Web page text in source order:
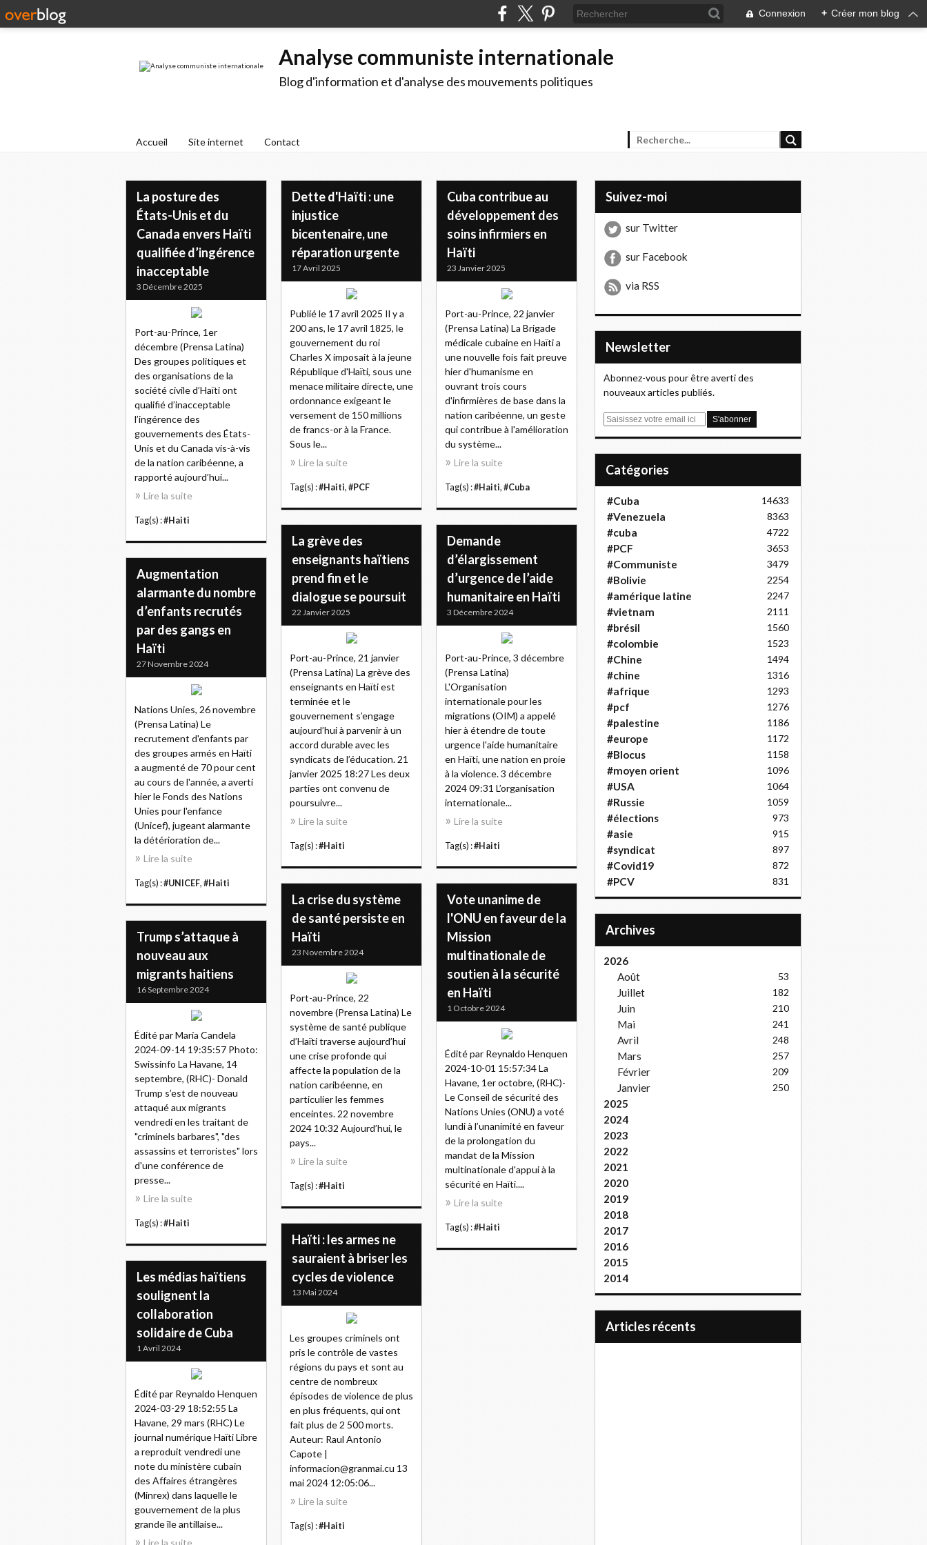
Connexion + Créer mon blog
Analyse communiste internationale
Blog d'information et d'analyse des mouvements politiques
Accueil Site internet Contact
La posture des
États-Unis et du
Canada envers Haïti
qualifiée d’ingérence
inacceptable
3 Décembre 2025
Port-au-Prince, 1er
décembre (Prensa Latina)
Des groupes politiques et
des organisations de la
société civile d’Haïti ont
qualifié d’inacceptable
l’ingérence des
gouvernements des États-
Unis et du Canada vis-à-vis
de la nation caribéenne, a
rapporté aujourd’hui...
Lire la suite
Tag(s) :#Haiti
Dette d'Haïti : une
injustice
bicentenaire, une
réparation urgente
17 Avril 2025
Publié le 17 avril 2025 Il y a
200 ans, le 17 avril 1825, le
gouvernement du roi
Charles X imposait à la jeune
République d'Haïti, sous une
menace militaire directe, une
ordonnance exigeant le
versement de 150 millions
de francs-or à la France.
Sous le...
Lire la suite
Tag(s) :#Haiti, #PCF
Cuba contribue au
développement des
soins infirmiers en
Haïti
23 Janvier 2025
Port-au-Prince, 22 janvier
(Prensa Latina) La Brigade
médicale cubaine en Haïti a
une nouvelle fois fait preuve
hier d'humanisme en
ouvrant trois cours
d'infirmières de base dans la
nation caribéenne, un geste
qui contribue à l'amélioration
du système...
Lire la suite
Tag(s) :#Haiti, #Cuba
La grève des
enseignants haïtiens
prend fin et le
dialogue se poursuit
22 Janvier 2025
Port-au-Prince, 21 janvier
(Prensa Latina) La grève des
enseignants en Haïti est
terminée et le
gouvernement s’engage
aujourd’hui à parvenir à un
accord durable avec les
syndicats de l’éducation. 21
janvier 2025 18:27 Les deux
parties ont convenu de
poursuivre...
Lire la suite
Tag(s) :#Haiti
Demande
d’élargissement
d’urgence de l’aide
humanitaire en Haïti
3 Décembre 2024
Port-au-Prince, 3 décembre
(Prensa Latina)
L'Organisation
internationale pour les
migrations (OIM) a appelé
hier à étendre de toute
urgence l'aide humanitaire
en Haïti, une nation en proie
à la violence. 3 décembre
2024 09:31 L’organisation
internationale...
Lire la suite
Tag(s) :#Haiti
Augmentation
alarmante du nombre
d’enfants recrutés
par des gangs en
Haïti
27 Novembre 2024
Nations Unies, 26 novembre
(Prensa Latina) Le
recrutement d'enfants par
des groupes armés en Haïti
a augmenté de 70 pour cent
au cours de l'année, a averti
hier le Fonds des Nations
Unies pour l'enfance
(Unicef), jugeant alarmante
la détérioration de...
Lire la suite
Tag(s) :#UNICEF, #Haiti
La crise du système
de santé persiste en
Haïti
23 Novembre 2024
Port-au-Prince, 22
novembre (Prensa Latina) Le
système de santé publique
d’Haïti traverse aujourd’hui
une crise profonde qui
affecte la population de la
nation caribéenne, en
particulier les femmes
enceintes. 22 novembre
2024 10:32 Aujourd’hui, le
pays...
Lire la suite
Tag(s) :#Haiti
Vote unanime de
l'ONU en faveur de la
Mission
multinationale de
soutien à la sécurité
en Haïti
1 Octobre 2024
Édité par Reynaldo Henquen
2024-10-01 15:57:34 La
Havane, 1er octobre, (RHC)-
Le Conseil de sécurité des
Nations Unies (ONU) a voté
lundi à l’unanimité en faveur
de la prolongation du
mandat de la Mission
multinationale d'appui à la
sécurité en Haïti....
Lire la suite
Tag(s) :#Haiti
Trump s’attaque à
nouveau aux
migrants haitiens
16 Septembre 2024
Édité par María Candela
2024-09-14 19:35:57 Photo:
Swissinfo La Havane, 14
septembre, (RHC)- Donald
Trump s’est de nouveau
attaqué aux migrants
vendredi en les traitant de
"criminels barbares", "des
assassins et terroristes" lors
d'une conférence de
presse...
Lire la suite
Tag(s) :#Haiti
Haïti : les armes ne
sauraient à briser les
cycles de violence
13 Mai 2024
Les groupes criminels ont
pris le contrôle de vastes
régions du pays et sont au
centre de nombreux
épisodes de violence de plus
en plus fréquents, qui ont
fait plus de 2 500 morts.
Auteur: Raul Antonio
Capote |
informacion@granmai.cu 13
mai 2024 12:05:06...
Lire la suite
Tag(s) :#Haiti
Les médias haïtiens
soulignent la
collaboration
solidaire de Cuba
1 Avril 2024
Édité par Reynaldo Henquen
2024-03-29 18:52:55 La
Havane, 29 mars (RHC) Le
journal numérique Haïti Libre
a reproduit vendredi une
note du ministère cubain
des Affaires étrangères
(Minrex) dans laquelle le
gouvernement de la plus
grande île antillaise...
Lire la suite
Suivez-moi
sur Twitter
sur Facebook
via RSS
Newsletter
Abonnez-vous pour être averti des
nouveaux articles publiés.
E
Catégories
#Cuba 14633
#Venezuela 8363
#cuba 4722
#PCF 3653
#Communiste 3479
#Bolivie 2254
#amérique latine 2247
#vietnam 2111
#brésil 1560
#colombie 1523
#Chine 1494
#chine 1316
#afrique 1293
#pcf 1276
#palestine 1186
#europe 1172
#Blocus 1158
#moyen orient 1096
#USA 1064
#Russie 1059
#élections 973
#asie 915
#syndicat 897
#Covid19 872
#PCV 831
Archives
2026
Août
53
Juillet 182
Juin 210
Mai 241
Avril 248
Mars 257
Février 209
Janvier 250
2025
2024
2023
2022
2021
2020
2019
2018
2017
2016
2015
2014
articles récents